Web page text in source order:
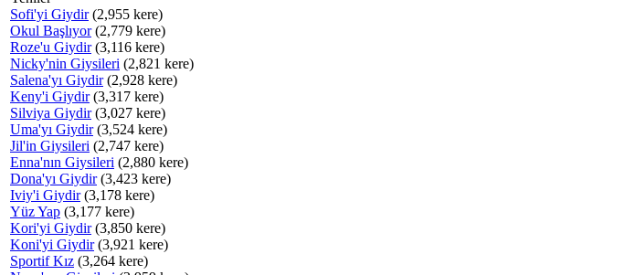
Sofi'yi Giydir(2,955 kere)
Okul Başlıyor(2,779 kere)
Roze'u Giydir(3,116 kere)
Nicky'nin Giysileri (2,821 kere)
Salena'yı Giydir(2,928 kere)
Keny'i Giydir(3,317 kere)
Silviya Giydir(3,027 kere)
Uma'yı Giydir(3,524 kere)
Jil'in Giysileri (2,747 kere)
Enna'nın Giysileri (2,880 kere)
Dona'yı Giydir(3,423 kere)
Iviy'i Giydir(3,178 kere)
Yüz Yap (3,177 kere)
Kori'yi Giydir(3,850 kere)
Koni'yi Giydir(3,921 kere)
Sportif Kız (3,264 kere)